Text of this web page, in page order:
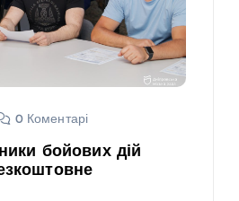
0 Коментарі
бойових дій